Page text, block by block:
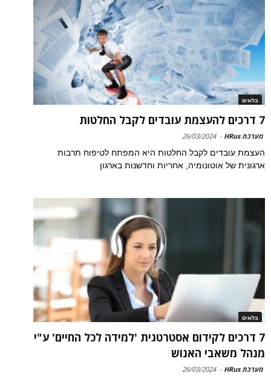
בלוגים
7 דרכים להעצמת עובדים לקבל החלטות
מערכת HRus -
26/03/2024
העצמת עובדים לקבל החלטות היא המפתח לטיפוח תרבות
ארגונית של אוטונומיה, אחריות וחדשנות בארגון
בלוגים
7 דרכים לקידום אסטרטגית 'למידה לכל החיים' ע"י
מנהל משאבי האנוש
מערכת HRus -
26/03/2024